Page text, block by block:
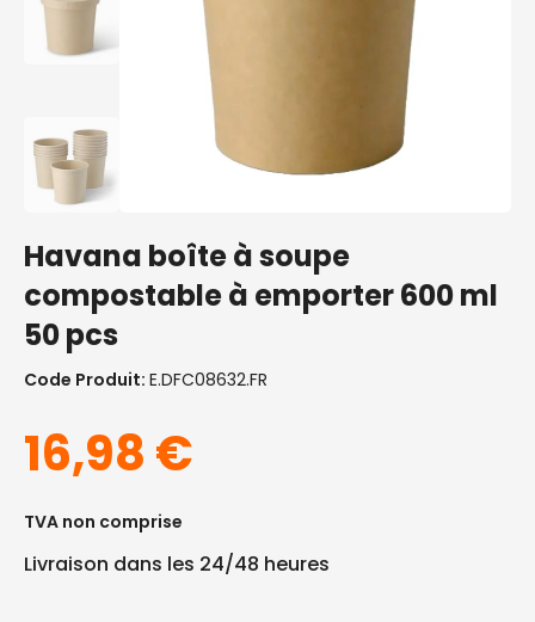
Havana boîte à soupe
compostable à emporter 600 ml
50 pcs
Code Produit: E.DFC08632.FR
16,98€
TVA non comprise
Livraison dans les 24/48 heures